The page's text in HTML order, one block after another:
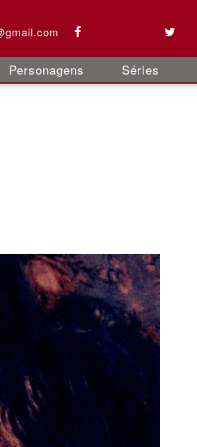
Personagens Séries